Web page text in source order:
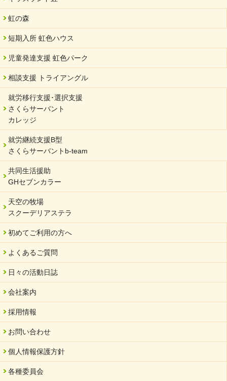
虹の森
短期入所 虹色ハウス
児童発達支援 虹色パーク
相談支援 トライアングル
就労移行支援･選択支援
さくらサーバント
カレッジ
就労継続支援B型
さくらサーバントb-team
共同生活援助
GHセブンカラー
天空の牧場
スクーデリアステラ
初めてご利用の方へ
よくあるご質問
日々の活動日誌
会社案内
採用情報
お問い合わせ
個人情報保護方針
各種委員会